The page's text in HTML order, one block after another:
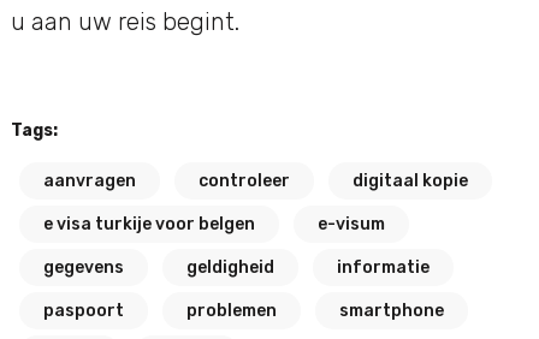
u aan uw reis begint.
Tags:
aanvragen controleer digitaal kopie
e visa turkije voor belgen e-visum
gegevens geldigheid informatie
paspoort problemen smartphone